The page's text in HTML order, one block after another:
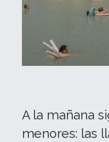
A la mañana
menores: las